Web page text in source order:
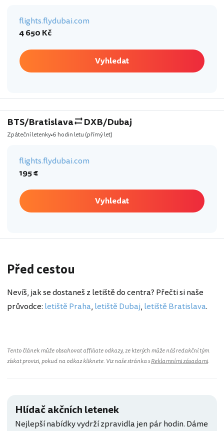
flights.flydubai.com
4 650 Kč
Vyhledat
BTS/Bratislava DXB/Dubaj
Zpáteční letenky 6 hodin letu (přímý let)
flights.flydubai.com
195 €
Vyhledat
Před cestou
Nevíš, jak se dostaneš z letiště do centra? Přečti si naše
průvodce: letiště Praha, letiště Dubaj, letiště Bratislava.
Tento článek může obsahovat affiliate odkazy, ze kterých může náš redakční tým
získat provizi, pokud na odkaz kliknete. Viz naše stránka sReklamními zásadami.
Hlídač akčních letenek
Nejlepší nabídky vydrží zpravidla jen pár hodin. Dáme